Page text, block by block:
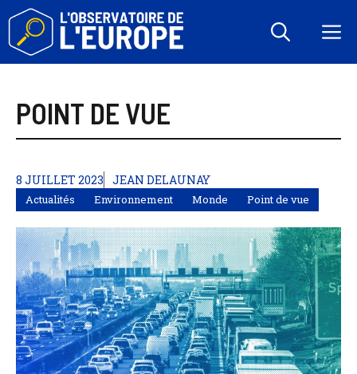
Aller
contenu
POINT DE VUE
8 JUILLET 2023 JEAN DELAUNAY
Actualités Environnement Monde Point de vue